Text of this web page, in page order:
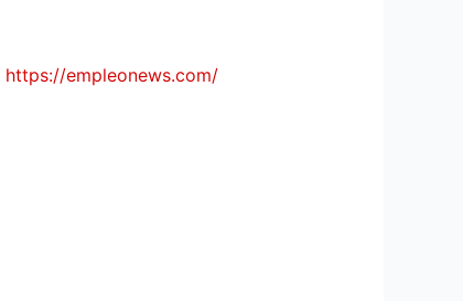
https://empleonews.com/